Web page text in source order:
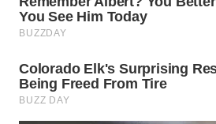
WN
SUKABUMI
WN
PURWAKARTA